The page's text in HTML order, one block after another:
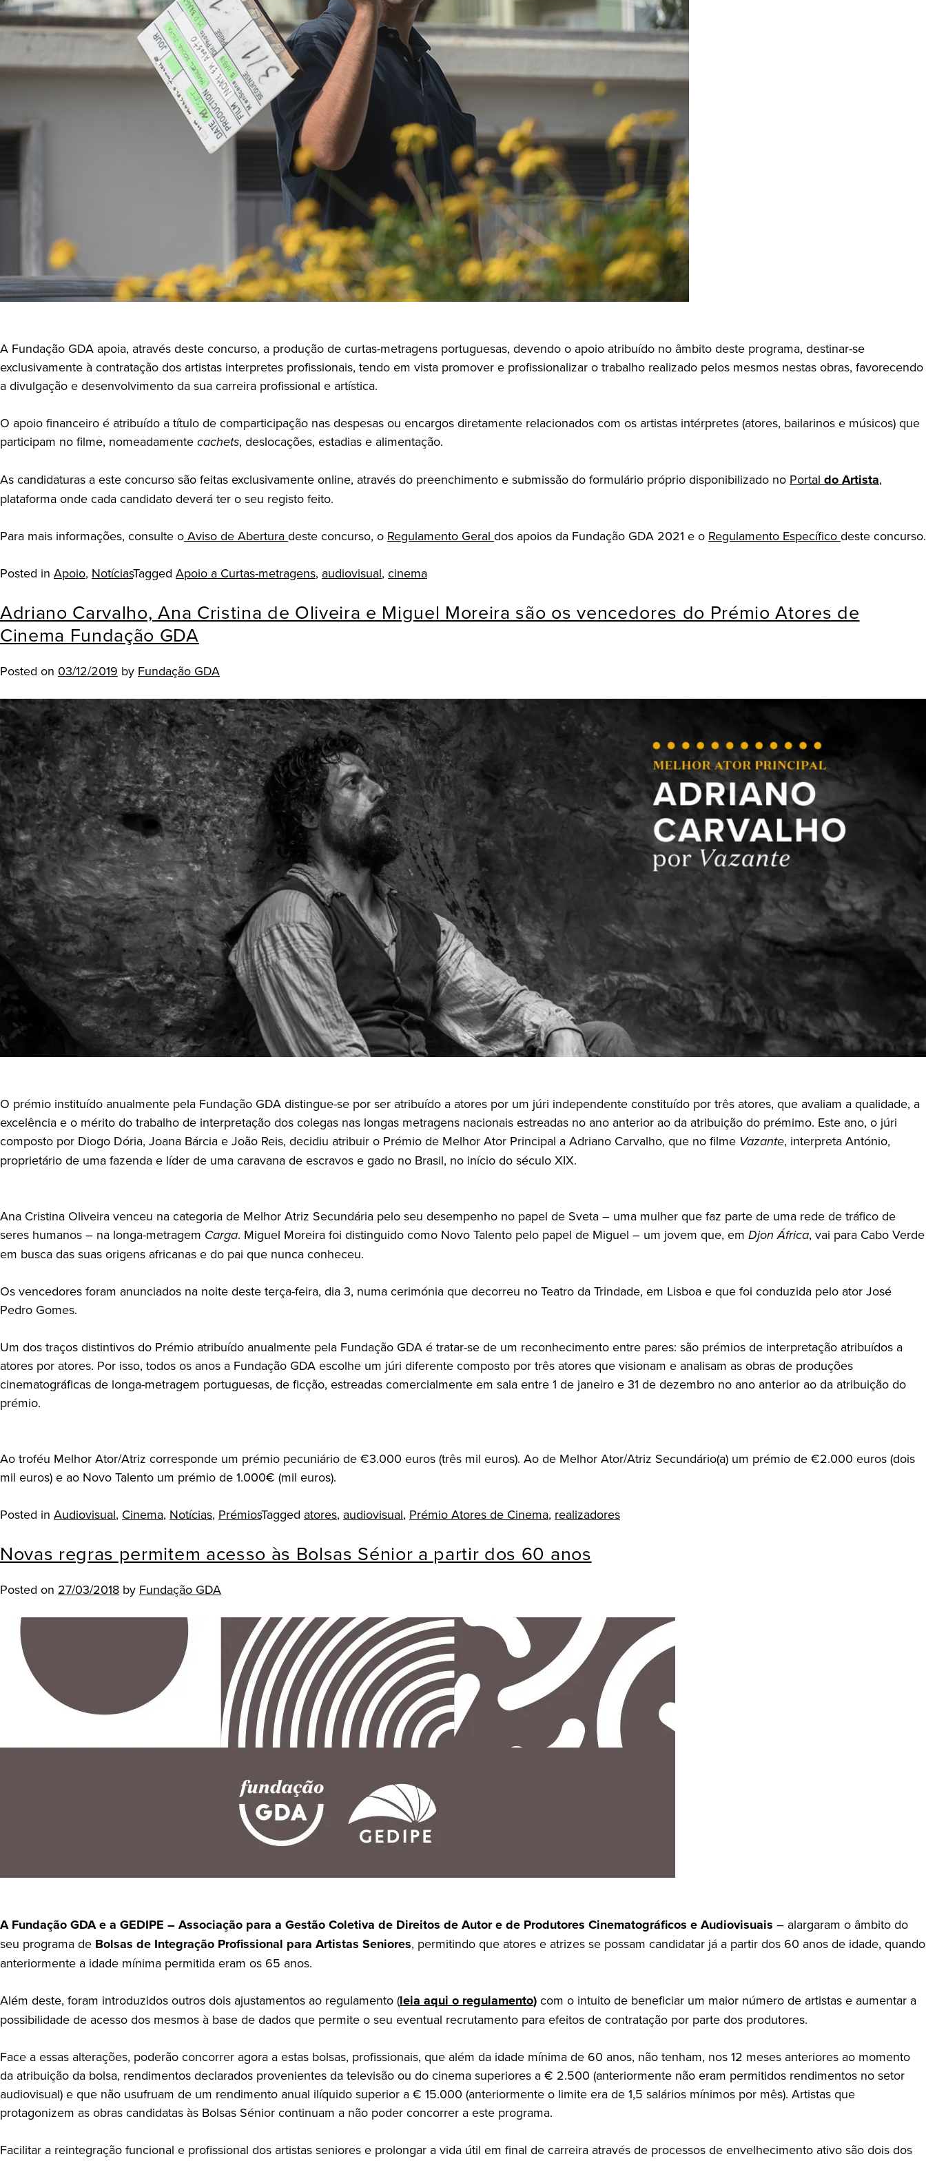
A Fundação GDA apoia, através deste concurso, a produção de curtas-metragens portuguesas, devendo o apoio atribuído no âmbito deste programa, destinar-se
exclusivamente à contratação dos artistas interpretes profissionais, tendo em vista promover e profissionalizar o trabalho realizado pelos mesmos nestas obras, favorecendo
a divulgação e desenvolvimento da sua carreira profissional e artística.
O apoio financeiro é atribuído a título de comparticipação nas despesas ou encargos diretamente relacionados com os artistas intérpretes (atores, bailarinos e músicos) que
participam no filme, nomeadamente cachets, deslocações, estadias e alimentação.
As candidaturas a este concurso são feitas exclusivamente online, através do preenchimento e submissão do formulário próprio disponibilizado no Portal do Artista,
plataforma onde cada candidato deverá ter o seu registo feito.
Para mais informações, consulte o Aviso de Abertura deste concurso, o Regulamento Geral dos apoios da Fundação GDA 2021 e o Regulamento Específico deste concurso.
Posted in Apoio, NotíciasTagged Apoio a Curtas-metragens, audiovisual, cinema
Adriano Carvalho, Ana Cristina de Oliveira e Miguel Moreira são os vencedores do Prémio Atores de
Cinema Fundação GDA
Posted on 03/12/2019 by Fundação GDA
O prémio instituído anualmente pela Fundação GDA distingue-se por ser atribuído a atores por um júri independente constituído por três atores, que avaliam a qualidade, a
excelência e o mérito do trabalho de interpretação dos colegas nas longas metragens nacionais estreadas no ano anterior ao da atribuição do prémimo. Este ano, o júri
composto por Diogo Dória, Joana Bárcia e João Reis, decidiu atribuir o Prémio de Melhor Ator Principal a Adriano Carvalho, que no filme Vazante, interpreta António,
proprietário de uma fazenda e líder de uma caravana de escravos e gado no Brasil, no início do século XIX.
Ana Cristina Oliveira venceu na categoria de Melhor Atriz Secundária pelo seu desempenho no papel de Sveta – uma mulher que faz parte de uma rede de tráfico de
seres humanos – na longa-metragem Carga. Miguel Moreira foi distinguido como Novo Talento pelo papel de Miguel – um jovem que, em Djon África, vai para Cabo Verde
em busca das suas origens africanas e do pai que nunca conheceu.
Os vencedores foram anunciados na noite deste terça-feira, dia 3, numa cerimónia que decorreu no Teatro da Trindade, em Lisboa e que foi conduzida pelo ator José
Pedro Gomes.
Um dos traços distintivos do Prémio atribuído anualmente pela Fundação GDA é tratar-se de um reconhecimento entre pares: são prémios de interpretação atribuídos a
atores por atores. Por isso, todos os anos a Fundação GDA escolhe um júri diferente composto por três atores que visionam e analisam as obras de produções
cinematográficas de longa-metragem portuguesas, de ficção, estreadas comercialmente em sala entre 1 de janeiro e 31 de dezembro no ano anterior ao da atribuição do
prémio.
Ao troféu Melhor Ator/Atriz corresponde um prémio pecuniário de €3.000 euros (três mil euros). Ao de Melhor Ator/Atriz Secundário(a) um prémio de €2.000 euros (dois
mil euros) e ao Novo Talento um prémio de 1.000€ (mil euros).
Posted in Audiovisual, Cinema, Notícias, PrémiosTagged atores, audiovisual, Prémio Atores de Cinema, realizadores
Novas regras permitem acesso às Bolsas Sénior a partir dos 60 anos
Posted on 27/03/2018 by Fundação GDA
A Fundação GDA e a GEDIPE – Associação para a Gestão Coletiva de Direitos de Autor e de Produtores Cinematográficos e Audiovisuais – alargaram o âmbito do
seu programa de Bolsas de Integração Profissional para Artistas Seniores, permitindo que atores e atrizes se possam candidatar já a partir dos 60 anos de idade, quando
anteriormente a idade mínima permitida eram os 65 anos.
Além deste, foram introduzidos outros dois ajustamentos ao regulamento (leia aqui o regulamento) com o intuito de beneficiar um maior número de artistas e aumentar a
possibilidade de acesso dos mesmos à base de dados que permite o seu eventual recrutamento para efeitos de contratação por parte dos produtores.
Face a essas alterações, poderão concorrer agora a estas bolsas, profissionais, que além da idade mínima de 60 anos, não tenham, nos 12 meses anteriores ao momento
da atribuição da bolsa, rendimentos declarados provenientes da televisão ou do cinema superiores a € 2.500 (anteriormente não eram permitidos rendimentos no setor
audiovisual) e que não usufruam de um rendimento anual ilíquido superior a € 15.000 (anteriormente o limite era de 1,5 salários mínimos por mês). Artistas que
protagonizem as obras candidatas às Bolsas Sénior continuam a não poder concorrer a este programa.
Facilitar a reintegração funcional e profissional dos artistas seniores e prolongar a vida útil em final de carreira através de processos de envelhecimento ativo são dois dos